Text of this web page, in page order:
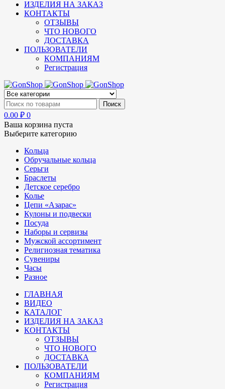
ИЗДЕЛИЯ НА ЗАКАЗ
КОНТАКТЫ
ОТЗЫВЫ
ЧТО НОВОГО
ДОСТАВКА
ПОЛЬЗОВАТЕЛИ
КОМПАНИЯМ
Регистрация
0.00 ₽ 0
Ваша корзина пуста
Выберите категорию
Кольца
Обручальные кольца
Серьги
Браслеты
Детское серебро
Колье
Цепи «Азарас»
Кулоны и подвески
Посуда
Наборы и сервизы
Мужской ассортимент
Религиозная тематика
Сувениры
Часы
Разное
ГЛАВНАЯ
ВИДЕО
КАТАЛОГ
ИЗДЕЛИЯ НА ЗАКАЗ
КОНТАКТЫ
ОТЗЫВЫ
ЧТО НОВОГО
ДОСТАВКА
ПОЛЬЗОВАТЕЛИ
КОМПАНИЯМ
Регистрация